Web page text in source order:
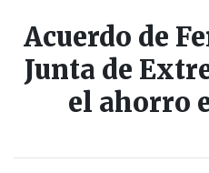
Acuerdo de
Junta de
el ahorro